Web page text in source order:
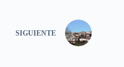
pa
SIGUIENTE